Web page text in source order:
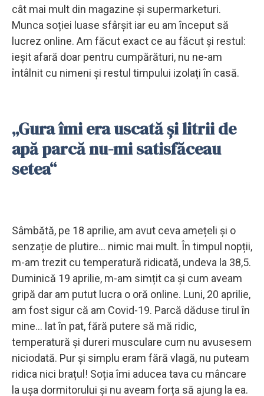
cât mai mult din magazine și supermarketuri.
Munca soției luase sfârșit iar eu am început să
lucrez online. Am făcut exact ce au făcut și restul:
ieșit afară doar pentru cumpărături, nu ne-am
întâlnit cu nimeni și restul timpului izolați în casă.
„Gura îmi era uscată și litrii de
apă parcă nu-mi satisfăceau
setea“
Sâmbătă, pe 18 aprilie, am avut ceva amețeli și o
senzație de plutire… nimic mai mult. În timpul nopții,
m-am trezit cu temperatură ridicată, undeva la 38,5.
Duminică 19 aprilie, m-am simțit ca și cum aveam
gripă dar am putut lucra o oră online. Luni, 20 aprilie,
am fost sigur că am Covid-19. Parcă dăduse tirul în
mine… lat în pat, fără putere să mă ridic,
temperatură și dureri musculare cum nu avusesem
niciodată. Pur și simplu eram fără vlagă, nu puteam
ridica nici brațul! Soția îmi aducea tava cu mâncare
la ușa dormitorului și nu aveam forța să ajung la ea.